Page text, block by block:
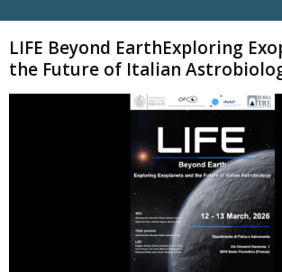
LIFE Beyond EarthExploring
the Future of Italian